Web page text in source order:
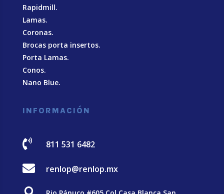
Rapidmill.
Lamas.
Coronas.
Brocas porta insertos.
Porta Lamas.
Conos.
Nano Blue.
INFORMACIÓN
 811 531 6482
 renlop@renlop.mx